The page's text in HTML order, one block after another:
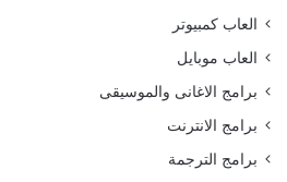
العاب كمبيوتر
العاب موبايل
برامج الاغانى والموسيقى
برامج الانترنت
برامج الترجمة